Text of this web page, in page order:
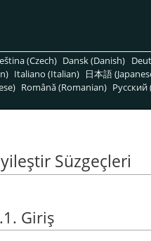
(Czech) Dansk (Danish)
Italiano (Italian) 日本語
Română (Romanian) Pусский
Süzgeçleri
Giriş